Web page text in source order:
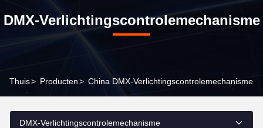
DMX-Verlichtingscontrolemechanisme
Thuis> Producten> China DMX-Verlichtingscontrolemechanisme
DMX-Verlichtingscontrolemechanisme